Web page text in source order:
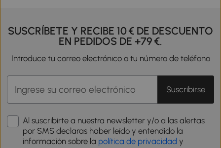
SUSCRÍBETE Y RECIBE 10 € DE DESCUENTO
EN PEDIDOS DE +79 €.
Introduce tu correo electrónico o tu número de teléfono
Suscribirse
Al suscribirte a nuestra newsletter y/o a las alertas
por SMS declaras haber leído y entendido la
información sobre la política de privacidad y